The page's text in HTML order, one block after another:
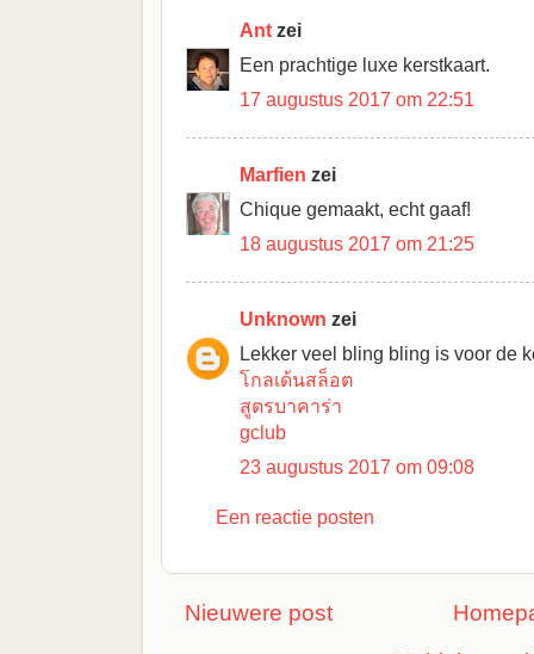
Ant zei
Een prachtige luxe kerstkaart.
17 augustus 2017 om 22:51
Marfien zei
Chique gemaakt, echt gaaf!
18 augustus 2017 om 21:25
Unknown zei
Lekker veel bling bling is voor de
โกลเด้นสล็อต
สูตรบาคาร่า
gclub
23 augustus 2017 om 09:08
Een reactie posten
Nieuwere post